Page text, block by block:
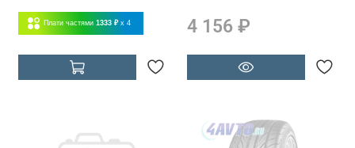
Плати частями 1333 ₽ x 4 4 156 ₽